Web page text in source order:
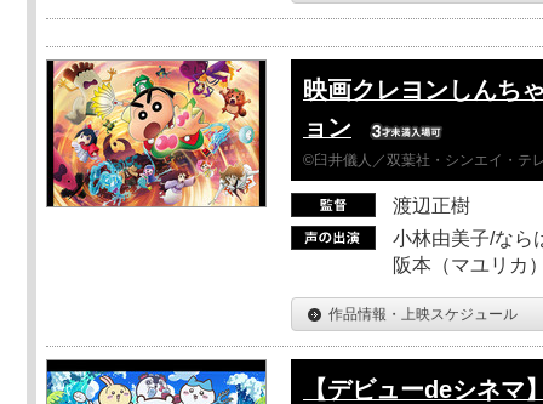
映画クレヨンしんち
ョン
©臼井儀人／双葉社・シンエイ・テ
渡辺正樹
小林由美子/なら
阪本（マユリカ
作品情報・上映スケジュール
【デビューdeシネマ